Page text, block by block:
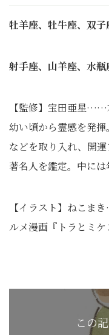
牡羊座、牡牛座、双
射手座、山羊座、水
【監修】宝田亜星……
幼い頃から霊感を発
などを取り入れ、開
著名人を鑑定。中には
【イラスト】ねこま
ルメ漫画『トラとミケ
この